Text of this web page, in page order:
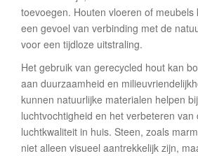
toevoegen. Houten vloeren of meubels
een gevoel van verbinding met de
voor een tijdloze uitstraling.
Het gebruik van gerecycled hout kan
aan duurzaamheid en
kunnen natuurlijke materialen helpen
luchtvochtigheid en het verbeteren van
luchtkwaliteit in huis. Steen, zoals
niet alleen visueel aantrekkelijk zijn,